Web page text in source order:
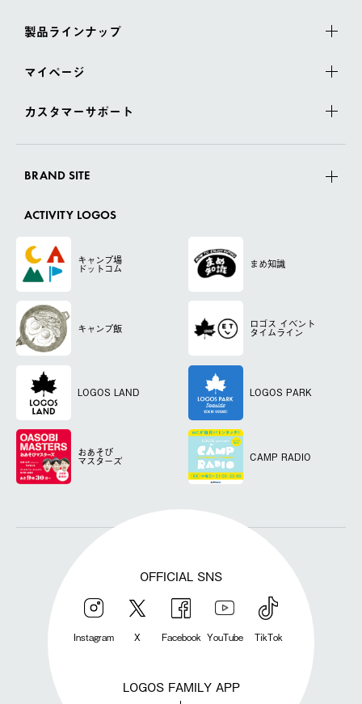
製品ラインナップ
マイページ
カスタマーサポート
BRAND SITE
ACTIVITY LOGOS
キャンプ場
ドットコム まめ知識
キャンプ飯 ロゴス イベント
タイムライン
LOGOS LAND LOGOS PARK
おあそび
マスターズ CAMP RADIO
OFFICIAL SNS
Instagram X Facebook YouTube TikTok
LOGOS FAMILY APP